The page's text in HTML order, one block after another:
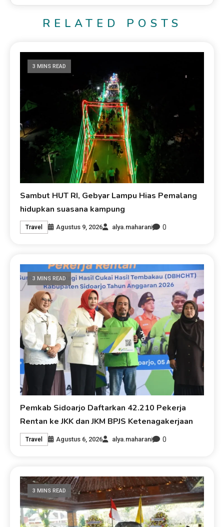
RELATED POSTS
3 MINS READ
Sambut HUT RI, Gebyar Lampu Hias Pemalang
hidupkan suasana kampung
Travel Agustus 9, 2026 alya.maharani 0
3 MINS READ
Pemkab Sidoarjo Daftarkan 42.210 Pekerja
Rentan ke JKK dan JKM BPJS Ketenagakerjaan
Travel Agustus 6, 2026 alya.maharani 0
3 MINS READ